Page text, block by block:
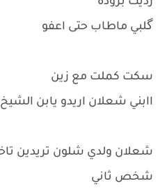
گلبي ماطاب حتى اعفو
سكت كملت مع زين
اابني شعلان اريدو يابن الشيخ
شعلان ولدي شلون تريدين
شخص ثاني